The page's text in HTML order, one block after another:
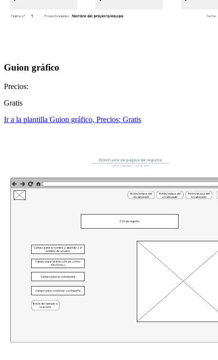
Guion gráfico
Precios:
Gratis
Ir a la plantilla Guion gráfico, Precios: Gratis